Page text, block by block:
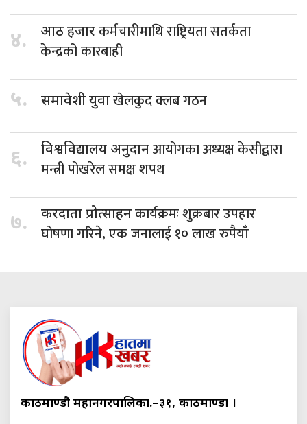
४. आठ हजारकर्मचारीमाथि राष्ट्रियता सतर्कता
केन्द्रको कारबाही
५. समावेशी युवाखेलकुद क्लब गठन
६. विश्वविद्यालय अनुदानआयोगका अध्यक्ष केसीद्वारा
मन्त्री पोखरेल समक्ष शपथ
७. करदाता प्रोत्साहनकार्यक्रमः शुक्रबार उपहार
घोषणा गरिने, एक जनालाई १० लाख रुपैयाँ
काठमाण्डौ महानगरपालिका.–३१, काठमाण्डौं ।